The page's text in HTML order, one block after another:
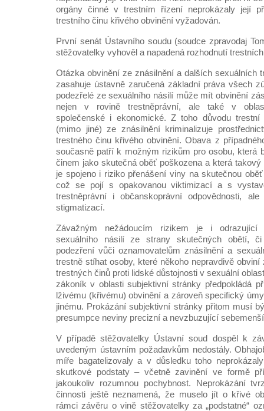
orgány činné v trestním řízení neprokázaly její
trestního činu křivého obvinění vyžadován.
První senát Ústavního soudu (soudce zpravodaj
stěžovatelky vyhověl a napadená rozhodnutí
Otázka obvinění ze znásilnění a dalších sexuálních
zasahuje ústavně zaručená základní práva všech
podezřelé ze sexuálního násilí může mít obvinění
nejen v rovině trestněprávní, ale také v
společenské i ekonomické. Z toho důvodu
(mimo jiné) ze znásilnění kriminalizuje
trestného činu křivého obvinění. Obava z
současně patří k možným rizikům pro osobu, která
činem jako skutečná oběť poškozena a která
je spojeno i riziko přenášení viny na skutečnou
což se pojí s opakovanou viktimizací a s
trestněprávní i občanskoprávní odpovědnosti,
stigmatizací.
Závažným nežádoucím rizikem je i odrazující
sexuálního násilí ze strany skutečných obětí, či
podezření vůči oznamovatelům znásilnění a
trestně stíhat osoby, které někoho nepravdivě
trestných činů proti lidské důstojnosti v sexuální
zákoník v oblasti subjektivní stránky předpokládá
lživému (křivému) obvinění a zároveň specifický
jinému. Prokázání subjektivní stránky přitom musí
presumpce neviny precizní a nevzbuzující
V případě stěžovatelky Ústavní soud dospěl k
uvedeným ústavním požadavkům nedostály.
míře bagatelizovaly a v důsledku toho
skutkové podstaty – včetně zavinění ve formě
jakoukoliv rozumnou pochybnost. Neprokázání
činnosti ještě neznamená, že muselo jít o křivé
rámci závěru o vině stěžovatelky za „podstatné“